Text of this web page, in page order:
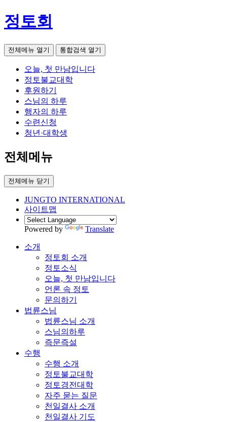
정토회
전체메뉴 열기 통합검색 열기
오늘, 첫 만남입니다
정토불교대학
후원하기
스님의 하루
행자의 하루
수련신청
청년·대학생
전체메뉴
전체메뉴 닫기
JUNGTO INTERNATIONAL
사이트맵
Powered by Translate
소개
정토회 소개
정토소식
오늘, 첫 만남입니다
언론 속 정토
문의하기
법륜스님
법륜스님 소개
스님의하루
즉문즉설
수행
수행 소개
정토불교대학
정토경전대학
자주 묻는 질문
천일결사 소개
천일결사 기도